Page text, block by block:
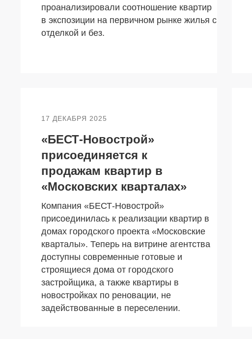
НЕДВИЖИМОСТЬ
Коммерческая недвижимость
Элитная недвижимость
Ипотека
Обмен квартир
проанализировали соотношение квартир
в экспозиции на первичном рынке жилья с
отделкой и без.
17 ДЕКАБРЯ 2025
«БЕСТ-Новострой»
присоединяется к
продажам квартир в
«Московских кварталах»
Компания «БЕСТ-Новострой»
присоединилась к реализации квартир в
домах городского проекта «Московские
кварталы». Теперь на витрине агентства
доступны современные готовые и
строящиеся дома от городского
застройщика, а также квартиры в
новостройках по реновации, не
задействованные в переселении.